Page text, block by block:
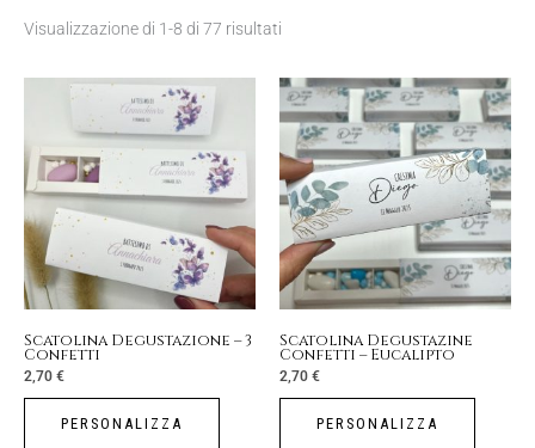
Visualizzazione di 1-8 di 77 risultati
Scatolina Degustazione – 3
Confetti
2,70 €
PERSONALIZZA
Scatolina Degustazine
Confetti – Eucalipto
2,70 €
PERSONALIZZA